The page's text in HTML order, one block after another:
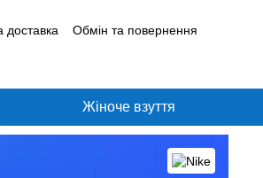
доставка
Обмін та повернення
Жіноче взуття